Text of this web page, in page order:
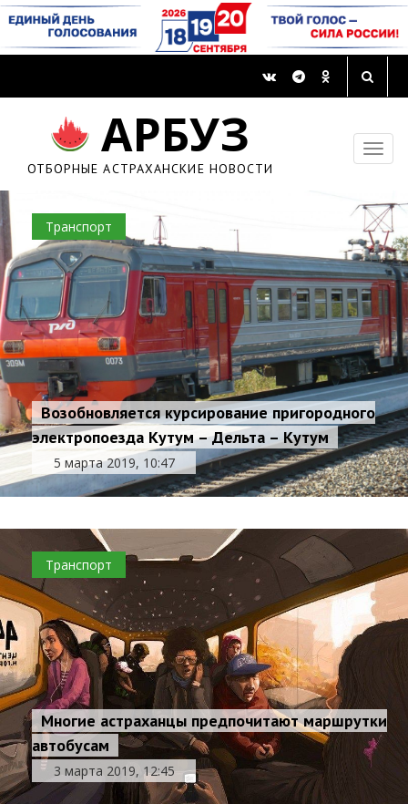
АРБУЗ
ОТБОРНЫЕ АСТРАХАНСКИЕ НОВОСТИ
Транспорт
Возобновляется курсирование пригородного
электропоезда Кутум – Дельта – Кутум
5 марта 2019, 10:47
Транспорт
Многие астраханцы предпочитают маршрутки
автобусам
3 марта 2019, 12:45